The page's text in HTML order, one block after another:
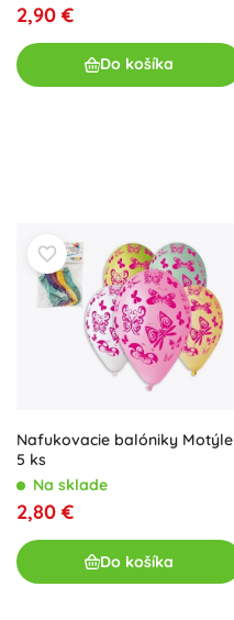
2,90 €
Do košíka
Nafukovacie balóniky Motýle
5 ks
Na sklade
2,80 €
Do košíka